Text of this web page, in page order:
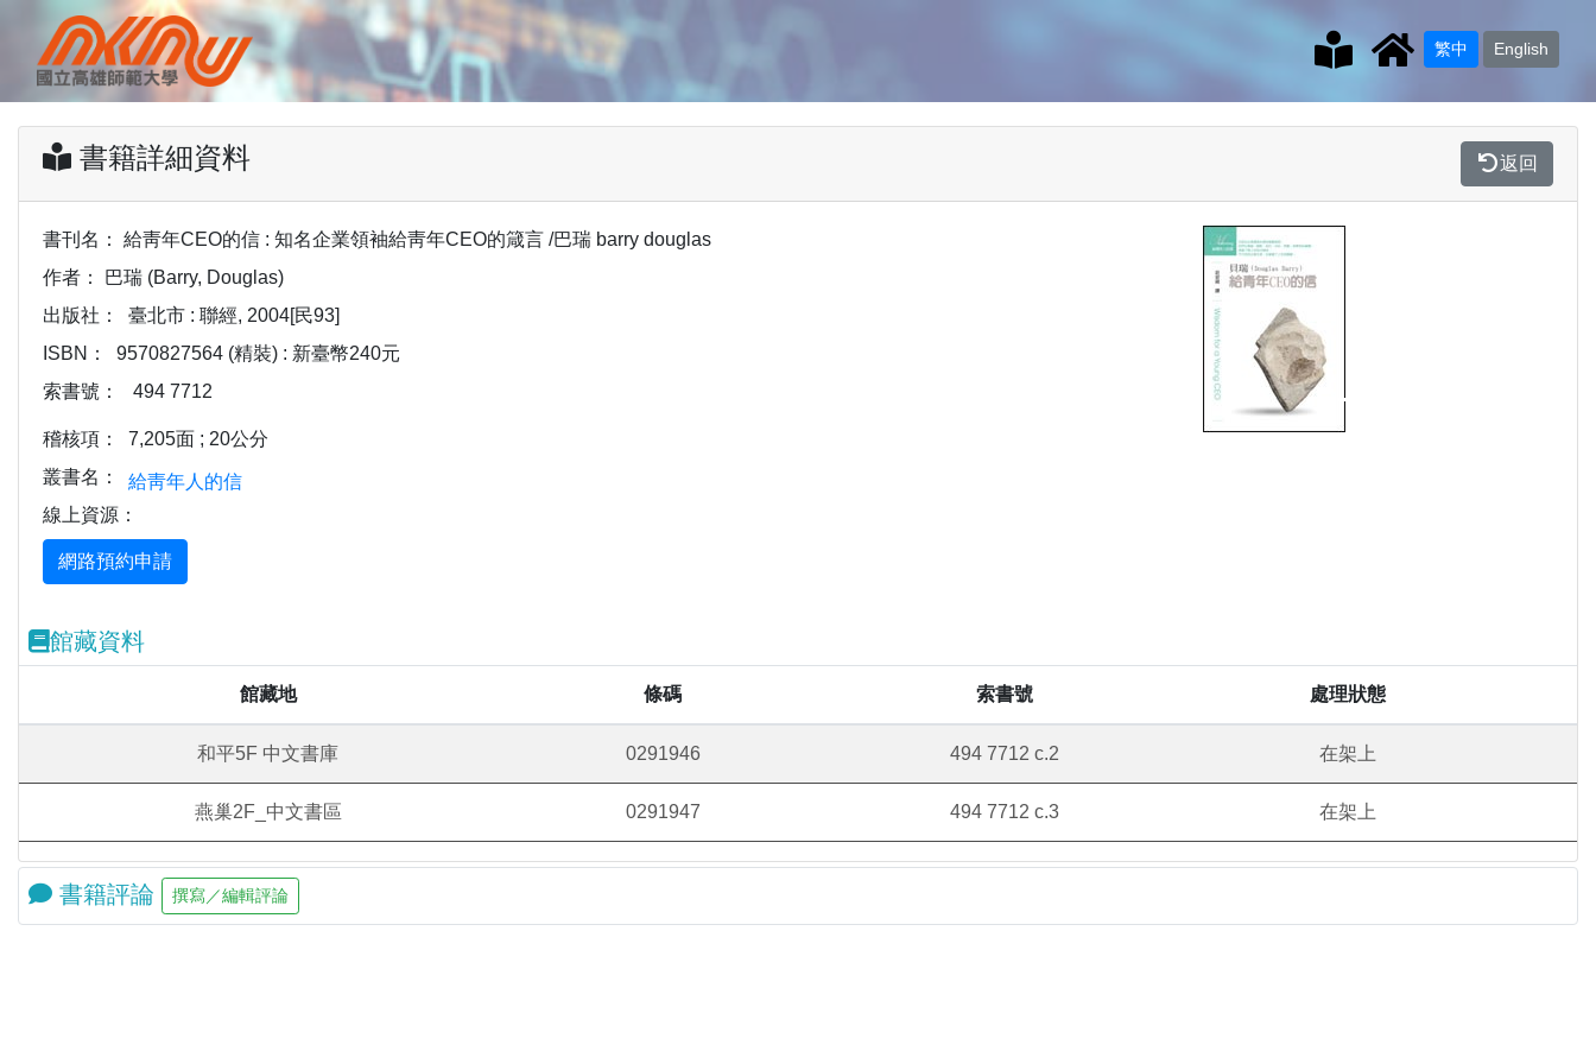
繁中 English
書籍詳細資料 返回
書刊名：
給靑年CEO的信 : 知名企業領袖給靑年CEO的箴言 /巴瑞 barry douglas
作者：
巴瑞 (Barry, Douglas)
出版社：
臺北市 : 聯經, 2004[民93]
ISBN：
9570827564 (精裝) : 新臺幣240元
索書號：
494 7712
稽核項：
7,205面 ; 20公分
叢書名：
給靑年人的信
線上資源：
Previous
館藏資料
館藏地 條碼 索書號 處理狀態
和平5F 中文書庫 0291946 494 7712 c.2 在架上
燕巢2F_中文書區 0291947 494 7712 c.3 在架上
書籍評論